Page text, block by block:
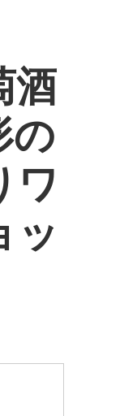
酒
の
ワ
ッ